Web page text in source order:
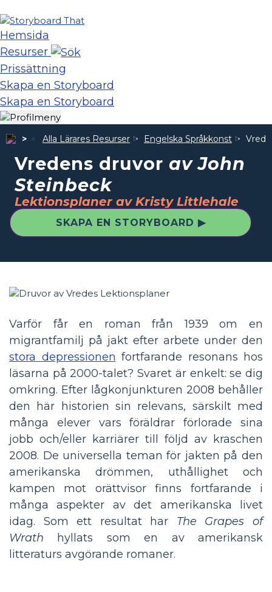
Hemsida
Resurser
Prissättning
Skapa en Storyboard
Skapa en Storyboard
Alla Lärares Resurser Engelska Språkkonst
Vredens druvor av John
Steinbeck
Lektionsplaner av Kristy Littlehale
SKAPA EN STORYBOARD ▶
Varför får en roman från 1939 om en
migrantfamilj på jakt efter arbete under den
stora depressionen fortfarande resonans hos
läsarna på 2000-talet? Svaret är enkelt: se dig
omkring. Efter lågkonjunkturen 2008 behåller
den här historien sin relevans, särskilt med
många elever vars föräldrar förlorade sina
jobb och/eller karriärer till följd av kraschen
2008. De universella teman för jakten på den
amerikanska drömmen, uthållighet och
kampen mot orättvisor finns fortfarande i
många aspekter av det amerikanska livet
idag. Som ett resultat har The Grapes of
Wrath hyllats som en av amerikansk
litteraturs avgörande romaner.